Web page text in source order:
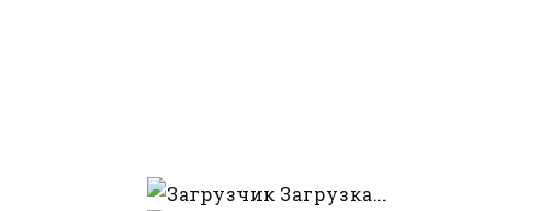
Загрузка...